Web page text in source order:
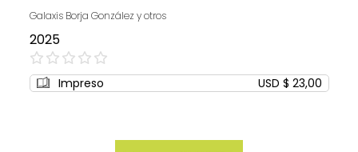
Galaxis Borja González y otros
2025
0%
Impreso USD $ 23,00